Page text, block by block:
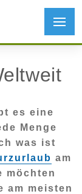
es eine
Menge
was ist
am
möchten
am meisten